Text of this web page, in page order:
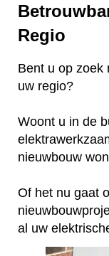
Regio
Bent u op zoek
uw regio?
Woont u in de
nieuwbouw
Of het nu gaat
al uw